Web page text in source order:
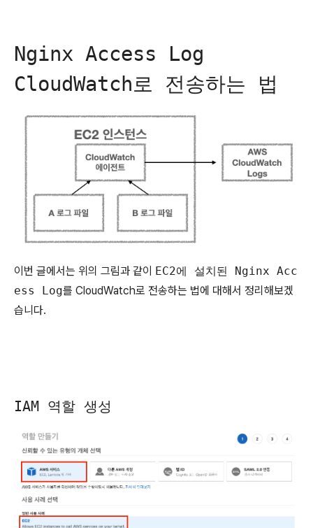
Nginx Access Log
CloudWatch로 전송하는 법
이번 글에서는 위의 그림과 같이 EC2에 설치된 Nginx Acc
ess Log를 CloudWatch로 전송하는 법에 대해서 정리해보겠
습니다.
IAM 역할 생성